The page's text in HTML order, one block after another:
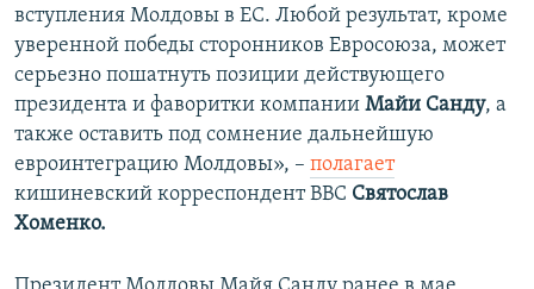
вступления Молдовы в ЕС. Любой результат, кроме
уверенной победы сторонников Евросоюза, может
серьезно пошатнуть позиции действующего
президента и фаворитки компании Майи Санду, а
также оставить под сомнение дальнейшую
евроинтеграцию Молдовы», – полагает
кишиневский корреспондент BBC Святослав
Хоменко.